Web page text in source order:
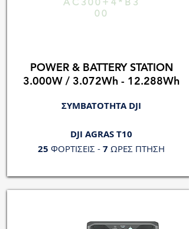
00
POWER & BATTERY STATION
3.000W / 3.072Wh - 12.288Wh
ΣΥΜΒΑΤΟΤΗΤΑ DJI
DJI AGRAS T10
25 ΦΟΡΤΙΣΕΙΣ - 7 ΩΡΕΣ ΠΤΗΣΗ